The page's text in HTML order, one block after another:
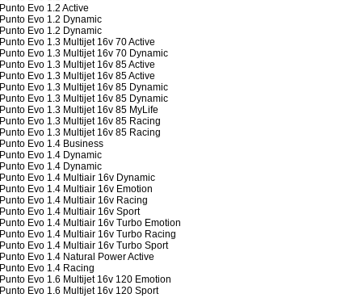
Punto Evo 1.2 Active
Punto Evo 1.2 Dynamic
Punto Evo 1.2 Dynamic
Punto Evo 1.3 Multijet 16v 70 Active
Punto Evo 1.3 Multijet 16v 70 Dynamic
Punto Evo 1.3 Multijet 16v 85 Active
Punto Evo 1.3 Multijet 16v 85 Active
Punto Evo 1.3 Multijet 16v 85 Dynamic
Punto Evo 1.3 Multijet 16v 85 Dynamic
Punto Evo 1.3 Multijet 16v 85 MyLife
Punto Evo 1.3 Multijet 16v 85 Racing
Punto Evo 1.3 Multijet 16v 85 Racing
Punto Evo 1.4 Business
Punto Evo 1.4 Dynamic
Punto Evo 1.4 Dynamic
Punto Evo 1.4 Multiair 16v Dynamic
Punto Evo 1.4 Multiair 16v Emotion
Punto Evo 1.4 Multiair 16v Racing
Punto Evo 1.4 Multiair 16v Sport
Punto Evo 1.4 Multiair 16v Turbo Emotion
Punto Evo 1.4 Multiair 16v Turbo Racing
Punto Evo 1.4 Multiair 16v Turbo Sport
Punto Evo 1.4 Natural Power Active
Punto Evo 1.4 Racing
Punto Evo 1.6 Multijet 16v 120 Emotion
Punto Evo 1.6 Multijet 16v 120 Sport